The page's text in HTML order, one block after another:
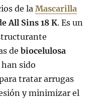
de laMascarilla
All Sins 18 K. Es un
debiocelulosa
sido
tratar arrugas
y minimizar el